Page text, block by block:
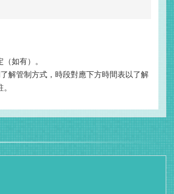
如有）。
解管制方式，時段對應下方時間表以了解